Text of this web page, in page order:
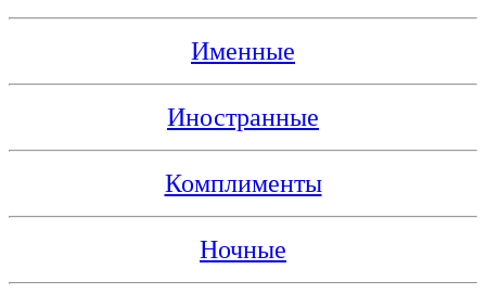
Именные
Иностранные
Комплименты
Ночные